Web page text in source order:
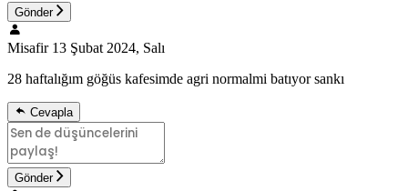
Gönder
Misafir 13 Şubat 2024, Salı
28 haftalığım göğüs kafesimde agri normalmi batıyor sankı
Cevapla
Gönder